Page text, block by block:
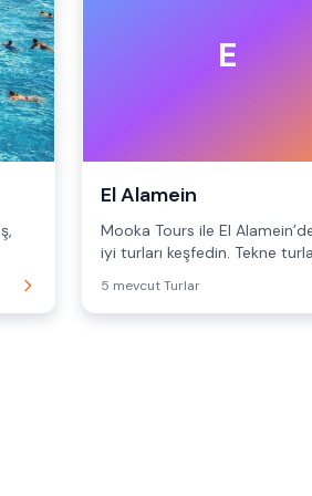
E
El Alamein
Mooka Tours ile El
iyi turları keşfedin. Tekne
5 mevcut Turlar